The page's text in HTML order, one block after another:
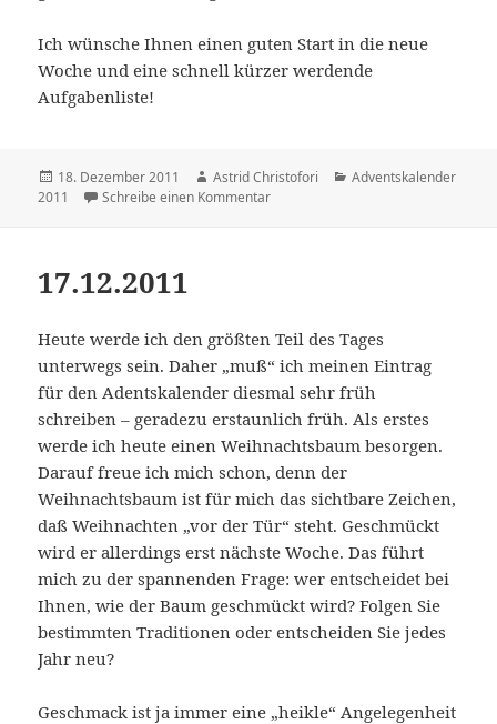
Ich wünsche Ihnen einen guten Start in die neue
Woche und eine schnell kürzer werdende
Aufgabenliste!
Veröffentlicht
am
18. Dezember 2011 Autor
Astrid Christofori Kategorien
Adventskalender
2011
Schreibe einen Kommentar
17.12.2011
Heute werde ich den größten Teil des Tages
unterwegs sein. Daher „muß“ ich meinen Eintrag
für den Adentskalender diesmal sehr früh
schreiben – geradezu erstaunlich früh. Als erstes
werde ich heute einen Weihnachtsbaum besorgen.
Darauf freue ich mich schon, denn der
Weihnachtsbaum ist für mich das sichtbare Zeichen,
daß Weihnachten „vor der Tür“ steht. Geschmückt
wird er allerdings erst nächste Woche. Das führt
mich zu der spannenden Frage: wer entscheidet bei
Ihnen, wie der Baum geschmückt wird? Folgen Sie
bestimmten Traditionen oder entscheiden Sie jedes
Jahr neu?
Geschmack ist ja immer eine „heikle“ Angelegenheit